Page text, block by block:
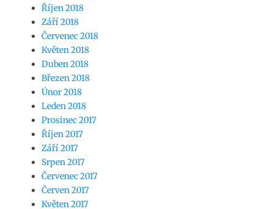
Říjen 2018
Září 2018
Červenec 2018
Květen 2018
Duben 2018
Březen 2018
Únor 2018
Leden 2018
Prosinec 2017
Říjen 2017
Září 2017
Srpen 2017
Červenec 2017
Červen 2017
Květen 2017